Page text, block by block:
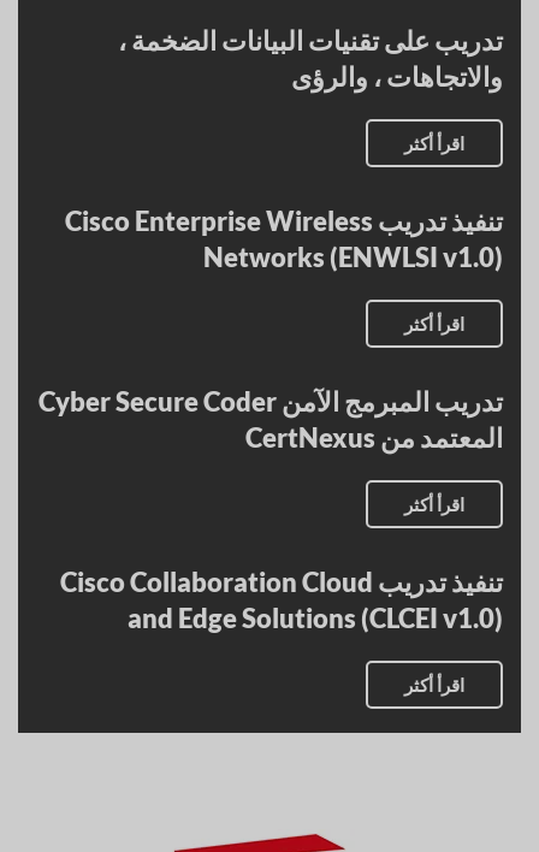
تدريب على تقنيات البيانات الضخمة ،
والاتجاهات ، والرؤى
اقرأ أكثر
تنفيذ تدريب Cisco Enterprise Wireless
Networks (ENWLSI v1.0)
اقرأ أكثر
تدريب المبرمج الآمن Cyber Secure Coder
المعتمد من CertNexus
اقرأ أكثر
تنفيذ تدريب Cisco Collaboration Cloud
and Edge Solutions (CLCEI v1.0)
اقرأ أكثر